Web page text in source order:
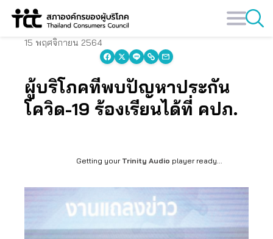
Skip
15 พฤศจิกายน 2564
ผู้บริโภคที่พบปัญหาประกัน
โควิด-19 ร้องเรียนได้ที่ คปภ.
Getting your Trinity Audio player ready...